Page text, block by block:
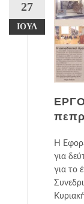
27
ΙΟΎΛ
Η
για
για το